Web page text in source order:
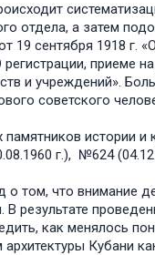
отдела, а затем
19 сентября 1918 г.
приеме
и учреждений».
советского
истории и
г.), №624
том, что внимание
результате
как менялось
Кубани